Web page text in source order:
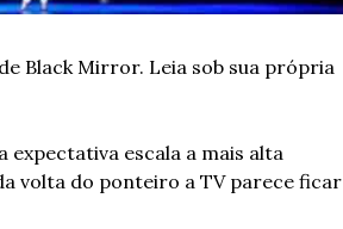
Black Mirror. Leia sob sua própria
expectativa escala a mais alta
volta do ponteiro a TV parece ficar